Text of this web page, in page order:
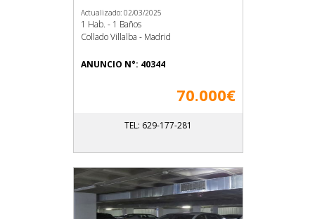
Actualizado: 02/03/2025
1 Hab. - 1 Baños
Collado Villalba - Madrid
ANUNCIO N°: 40344
70.000€
TEL: 629-177-281